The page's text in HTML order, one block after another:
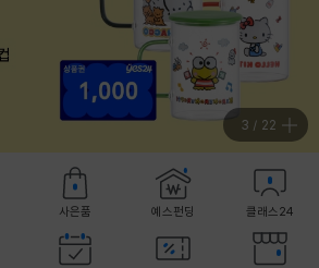
4 / 22
사은품 예스펀딩 클래스24